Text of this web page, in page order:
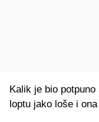
Kalik je bio
loptu jako loše i